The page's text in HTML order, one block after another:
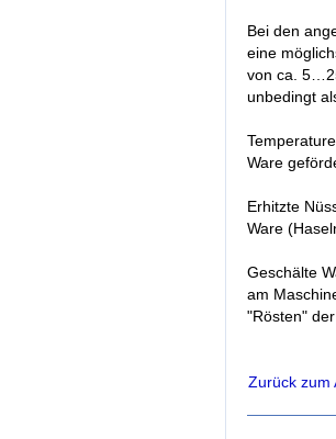
Bei den
eine
von ca.
unbedingt
Ware
Erhitzte
Ware
Geschälte
am
"Rösten"
Zurück zum